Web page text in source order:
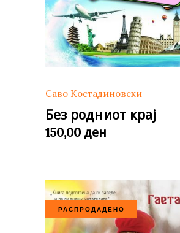
Саво Костадиновски
Без родниот крај
150,00 ден
РАСПРОДАДЕНО